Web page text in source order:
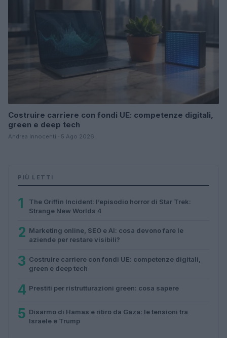
Costruire carriere con fondi UE: competenze digitali,
green e deep tech
Andrea Innocenti · 5 Ago 2026
PIÙ LETTI
1
The Griffin Incident: l’episodio horror di Star Trek:
Strange New Worlds 4
2 Marketing online, SEO e AI: cosa devono fare le
aziende per restare visibili?
3 Costruire carriere con fondi UE: competenze digitali,
green e deep tech
4 Prestiti per ristrutturazioni green: cosa sapere
5 Disarmo di Hamas e ritiro da Gaza: le tensioni tra
Israele e Trump